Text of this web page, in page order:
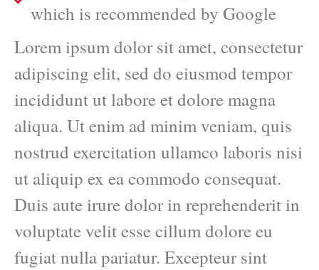
which is recommended by Google
Lorem ipsum dolor sit amet, consectetur
adipiscing elit, sed do eiusmod tempor
incididunt ut labore et dolore magna
aliqua. Ut enim ad minim veniam, quis
nostrud exercitation ullamco laboris nisi
ut aliquip ex ea commodo consequat.
Duis aute irure dolor in reprehenderit in
voluptate velit esse cillum dolore eu
fugiat nulla pariatur. Excepteur sint